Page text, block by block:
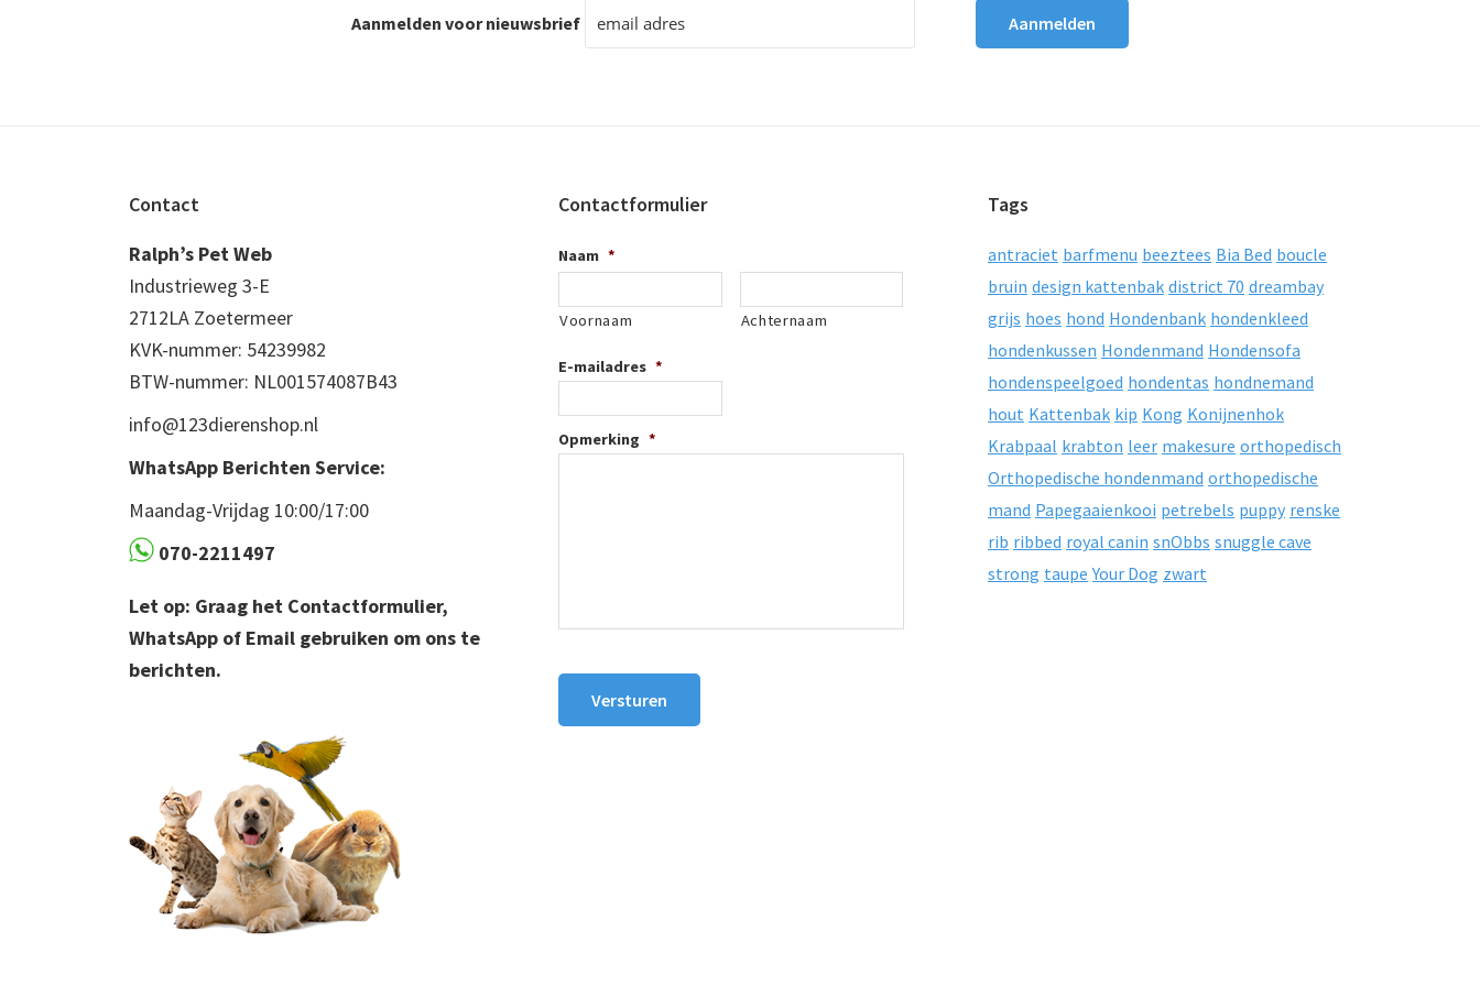
Aanmelden voor nieuwsbrief
Contact
Ralph’s Pet Web
Industrieweg 3-E
2712LA Zoetermeer
KVK-nummer: 54239982
BTW-nummer: NL001574087B43
info@123dierenshop.nl
WhatsApp Berichten Service:
Maandag-Vrijdag 10:00/17:00
070-2211497
Let op: Graag het Contactformulier,
WhatsApp of Email gebruiken om ons te
berichten.
Contactformulier
Naam *
Voornaam Achternaam
E-mailadres *
Opmerking *
Versturen
Tags
antraciet barfmenu beeztees Bia Bed boucle
bruin design kattenbak district 70 dreambay
grijs hoes hond Hondenbank hondenkleed
hondenkussen Hondenmand Hondensofa
hondenspeelgoed hondentas hondnemand
hout Kattenbak kip Kong Konijnenhok
Krabpaal krabton leer makesure orthopedisch
Orthopedische hondenmand orthopedische
mand Papegaaienkooi petrebels puppy renske
rib ribbed royal canin snObbs snuggle cave
strong taupe Your Dog zwart